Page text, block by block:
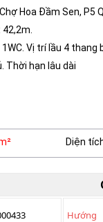
Hoa Đầm Sen, P5
Vị trí lầu 4 thang
Thời hạn lâu dài
Diện
Hướng